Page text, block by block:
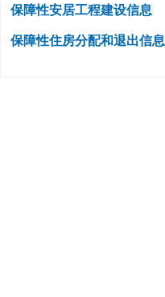
保障性安居工程建设信息
保障性住房分配和退出信息